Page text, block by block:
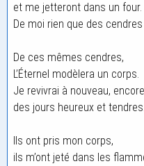
et me jetteront dans un four.
De moi rien que des
De ces mêmes cendres,
L’Éternel modèlera un corps.
Je revivrai à nouveau,
des jours heureux et tendres.
Ils ont pris mon corps,
ils m’ont jeté dans les